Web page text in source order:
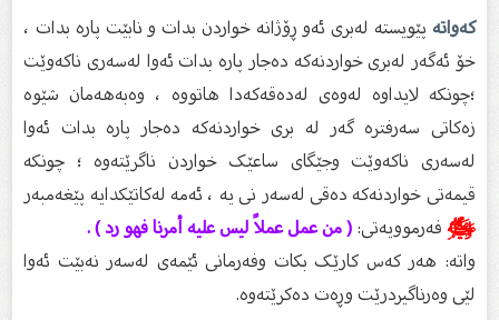
کەواتەپێویستە لەبری ئەو ڕۆژانە خواردن بدات و نابێت پارە بدات ،
خۆ ئەگەر لەبری خواردنەکە دەجار پارە بدات ئەوا لەسەری ناکەوێت
؛چونکە لایداوە لەوەی لەدەقەکەدا هاتووە ، وەبەهەمان شێوە
زەکاتی سەرفترە گەر لە بری خواردنەکە دەجار پارە بدات ئەوا
لەسەری ناکەوێت وجێگای ساعێک خواردن ناگرێتەوە ؛ چونکە
قیمەتی خواردنەکە دەقی لەسەر نی یە ، ئەمە لەکاتێکدایە پێغەمبەر
ﷺفەرموویەتی:( من عمل عملاً ليس عليه أمرنا فهو رد ) .
واتە: هەر کەس کارێک بکات وفەرمانی ئێمەی لەسەر نەبێت ئەوا
لێی وەرناگیردرێت وڕەت دەکرێتەوە.